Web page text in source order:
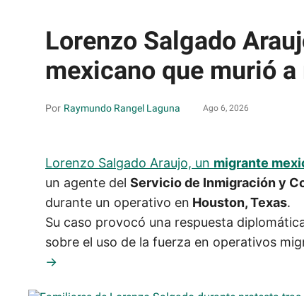
Lorenzo Salgado
mexicano que murió a
Raymundo Rangel Laguna Ago 6, 2026
Lorenzo Salgado Araujo, un migrante
un agente del Servicio de Inmigración y
durante un operativo en Houston, Texas.
Su caso provocó una respuesta
sobre el uso de la fuerza en operativos